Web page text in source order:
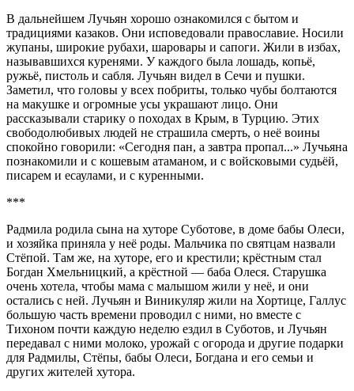
В дальнейшем Лучьян хорошо ознакомился с бытом и
традициями казаков. Они исповедовали православие. Носили
жупаны, широкие рубахи, шаровары и сапоги. Жили в избах,
называвшихся куренями. У каждого была лошадь, копьё,
ружьё, пистоль и сабля. Лучьян видел в Сечи и пушки.
Заметил, что головы у всех побриты, только чубы болтаются
на макушке и огромные усы украшают лицо. Они
рассказывали старику о походах в Крым, в Турцию. Этих
свободолюбивых людей не страшила смерть, о неё воины
спокойно говорили: «Сегодня пан, а завтра пропал...» Лучьяна
познакомили и с кошевым атаманом, и с войсковыми судьёй,
писарем и есаулами, и с куренными.
***
Радмила родила сына на хуторе Суботове, в доме бабы Олеси,
и хозяйка приняла у неё роды. Мальчика по святцам назвали
Стёпой. Там же, на хуторе, его и крестили; крёстным стал
Богдан Хмельницкий, а крёстной — баба Олеся. Старушка
очень хотела, чтобы мама с малышом жили у неё, и они
остались с ней. Лучьян и Виникуляр жили на Хортице, Галлус
большую часть времени проводил с ними, но вместе с
Тихоном почти каждую неделю ездил в Суботов, и Лучьян
передавал с ними молоко, урожай с огорода и другие подарки
для Радмилы, Стёпы, бабы Олеси, Богдана и его семьи и
других жителей хутора.